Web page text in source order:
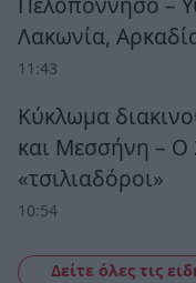
Λακωνία,
11:43
Κύκλωμα
και Μεσσήνη – Ο
«τσιλιαδόροι»
10:54
Δείτε όλες τις